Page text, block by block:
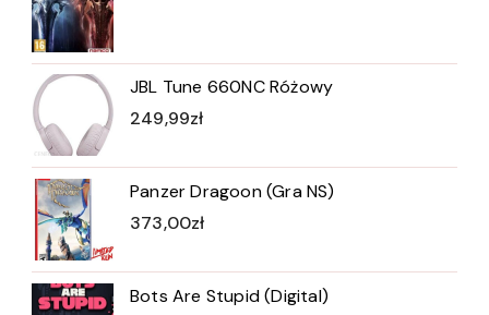
JBL Tune 660NC Różowy
249,99zł
Panzer Dragoon (Gra NS)
373,00zł
Bots Are Stupid (Digital)